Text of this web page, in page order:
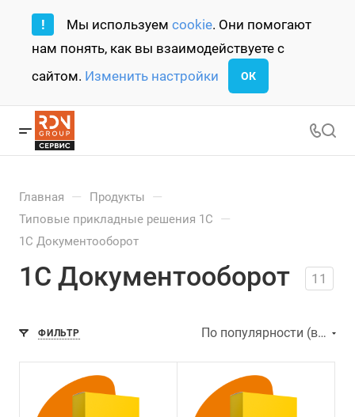
! Мы используем cookie. Они помогают
нам понять, как вы взаимодействуете с
сайтом. Изменить настройки ОК
Главная — Продукты —
Типовые прикладные решения 1С —
1С Документооборот
1С Документооборот 11
ФИЛЬТР По популярности (возрастание)